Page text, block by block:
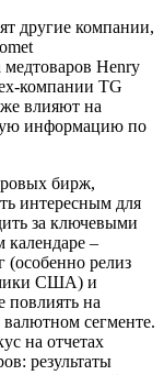
другие компании,
медтоваров Henry
компании TG
влияют на
информацию по
бирж,
интересным для
за ключевыми
календаре –
(особенно релиз
США) и
повлиять на
сегменте.
на отчетах
результаты